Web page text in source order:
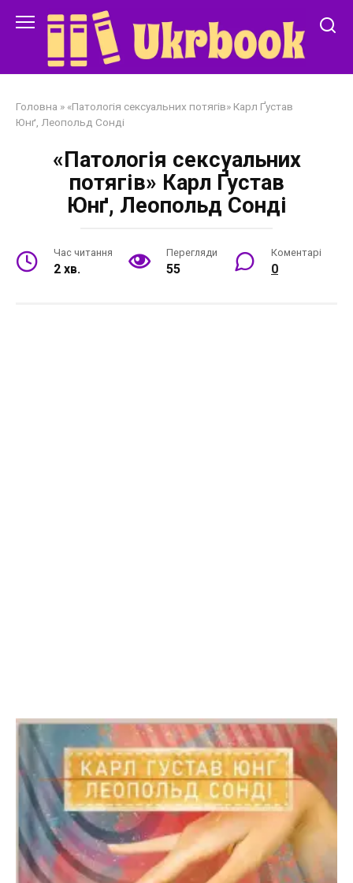
Головна » «Патологія сексуальних потягів» Карл Ґустав
Юнґ, Леопольд Сонді
«Патологія сексуальних
потягів» Карл Ґустав
Юнґ, Леопольд Сонді
Час читання
2 хв.
Перегляди
55
Коментарі
0